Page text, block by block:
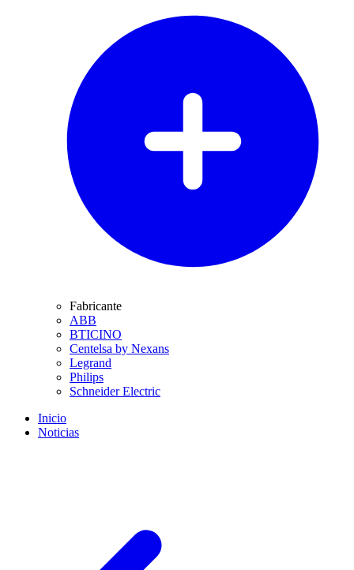
Fabricante
ABB
BTICINO
Centelsa by Nexans
Legrand
Philips
Schneider Electric
Inicio
Noticias